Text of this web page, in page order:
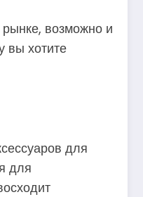
возможно и
вы хотите
для
для